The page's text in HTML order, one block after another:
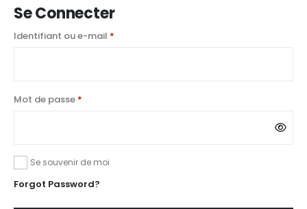
Se Connecter
Identifiant ou e-mail *
Mot de passe *
Se souvenir de moi
Forgot Password?